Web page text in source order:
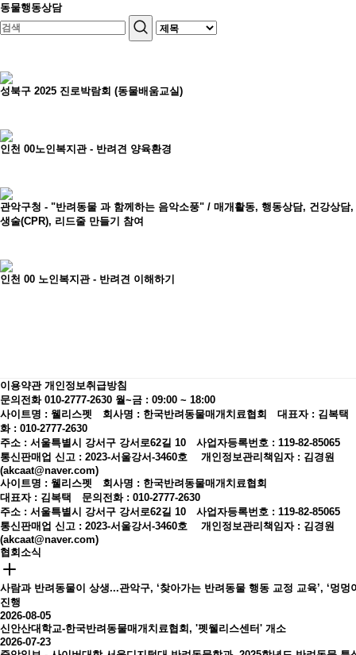
동물행동상담
성북구 2025 진로박람회 (동물배움교실)
인천 00노인복지관 - 반려견 양육환경
관악구청 - "반려동물 과 함께하는 음악소풍" / 매개활동, 행동상담, 건강상담,
생술(CPR), 리드줄 만들기 참여
인천 00 노인복지관 - 반려견 이해하기
이용약관 개인정보취급방침
문의전화 010-2777-2630 월~금 : 09:00 ~ 18:00
사이트명 : 웰리스펫 회사명 : 한국반려동물매개치료협회 대표자 : 김복
화 : 010-2777-2630
주소 : 서울특별시 강서구 강서로62길 10 사업자등록번호 : 119-82-85065
통신판매업 신고 : 2023-서울강서-3460호 개인정보관리책임자 : 김경원
(akcaat@naver.com)
사이트명 : 웰리스펫 회사명 : 한국반려동물매개치료협회
대표자 : 김복택 문의전화 : 010-2777-2630
주소 : 서울특별시 강서구 강서로62길 10 사업자등록번호 : 119-82-85065
통신판매업 신고 : 2023-서울강서-3460호 개인정보관리책임자 : 김경원
(akcaat@naver.com)
협회소식
사람과 반려동물이 상생...관악구, ‘찾아가는 반려동물 행동 교정 교육’, ‘멍멍
진행
2026-08-05
신안산대학교-한국반려동물매개치료협회, '펫웰리스센터' 개소
2026-07-23